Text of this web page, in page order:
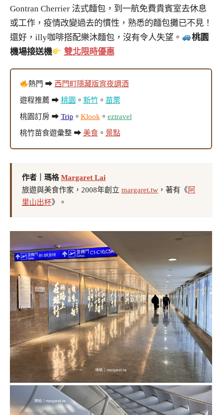
Gontran Cherrier 法式麵包，到一航免費貴賓室去休息
或工作，疫情改變過去的慣性，熟悉的麵包攤已不見！
還好，illy咖啡搭配樂沐麵包，沒有令人失望。
桃園
機場接送機
雙北限時優惠
熱門 ➡ 西門町隱藏版宵夜調酒
遊程推薦 ➡ 桃園 。 新竹。 苗栗
桃園訂房 ➡ Trip 。 Klook。 eztravel
桃竹苗食遊彙整 ➡ 美食。 景點
作者｜瑪格Margaret Lai
旅遊與美食作家，2008年創立 margaret.tw ，著有《阿
里山出杯》。